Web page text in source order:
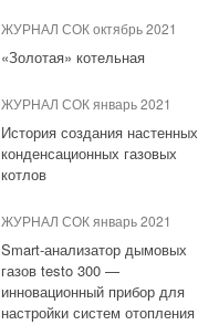
ЖУРНАЛ СОК октябрь 2021
«Золотая» котельная
ЖУРНАЛ СОК январь 2021
История создания настенных
конденсационных газовых
котлов
ЖУРНАЛ СОК январь 2021
Smart-анализатор дымовых
газов testo 300 —
инновационный прибор для
настройки систем отопления
НОВОСТИ СОК 15 июля 2022
Новый статус компании
НОВОСТИ СОК 21 июня 2022
Danfoss переводит
региональные центры на
НОВОСТИ СОК 4 апреля 2022
Сообщение руководства
компании «Данфосс» о
работе в России
Биметаллические радиаторы
Sira Group
ЖУРНАЛ СОК март 2008
SIRA — самые яркие
чувства!
Радиаторы отопления:
краткий обзор рынка
ЖУРНАЛ СОК март 2007